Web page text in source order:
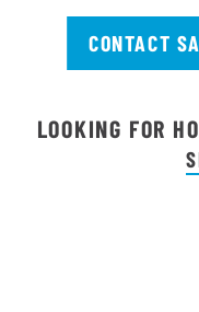
CONTACT
LOOKING FOR